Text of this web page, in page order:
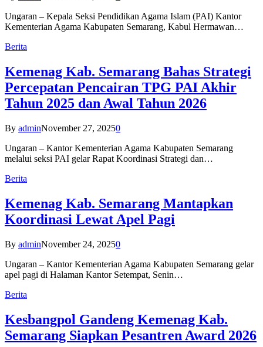
Ungaran – Kepala Seksi Pendidikan Agama Islam (PAI) Kantor
Kementerian Agama Kabupaten Semarang, Kabul Hermawan…
Berita
Kemenag Kab. Semarang Bahas Strategi
Percepatan Pencairan TPG PAI Akhir
Tahun 2025 dan Awal Tahun 2026
By adminNovember 27, 20250
Ungaran – Kantor Kementerian Agama Kabupaten Semarang
melalui seksi PAI gelar Rapat Koordinasi Strategi dan…
Berita
Kemenag Kab. Semarang Mantapkan
Koordinasi Lewat Apel Pagi
By adminNovember 24, 20250
Ungaran – Kantor Kementerian Agama Kabupaten Semarang gelar
apel pagi di Halaman Kantor Setempat, Senin…
Berita
Kesbangpol Gandeng Kemenag Kab.
Semarang Siapkan Pesantren Award 2026